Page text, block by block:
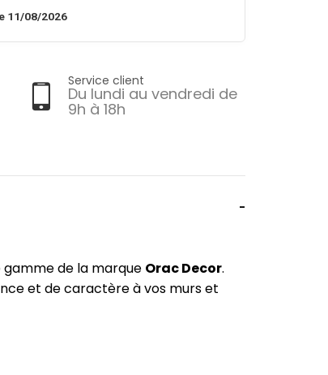
11/08/2026
Service client
Du lundi au vendredi de
9h à 18h
gamme de la marque Orac Decor.
et de caractère à vos murs et